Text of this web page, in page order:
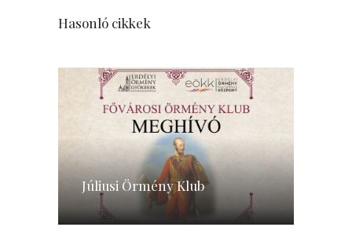
Hasonló cikkek
Júliusi Örmény Klub